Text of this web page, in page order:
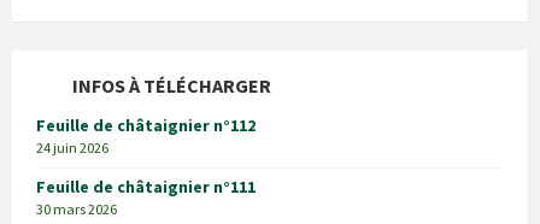
INFOS À TÉLÉCHARGER
Feuille de châtaignier n°112
24 juin 2026
Feuille de châtaignier n°111
30 mars 2026